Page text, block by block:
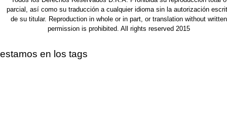
parcial, así como su traducción a cualquier idioma sin la autorización
de su titular. Reproduction in whole or in part, or translation without written
permission is prohibited. All rights reserved 2015
estamos en los tags